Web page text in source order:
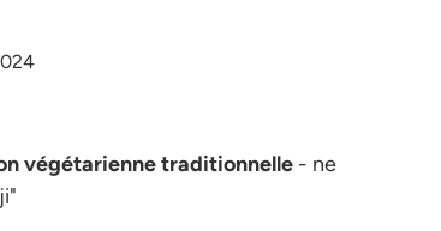
végétarienne traditionnelle- ne